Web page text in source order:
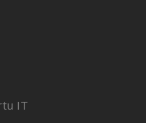
cywilnej jest
dzięki
kapitał,
IT